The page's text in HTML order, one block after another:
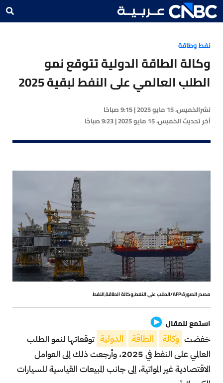
نفط وطاقة
وكالة الطاقة الدولية تتوقع نمو
الطلب العالمي على النفط لبقية 2025
نشرالخميس، 15 مايو 2025 | 9:15 صباحًا
آخر تحديثالخميس، 15 مايو 2025 | 9:23 صباحًا
مصدر الصورة:AFP/الطلب على النفط,وكالة الطاقة,النفط
استمع للمقال
خفضت وكالة الطاقة الدولية توقعاتها لنمو الطلب
العالمي على النفط في 2025، وأرجعت ذلك إلى العوامل
الاقتصادية غير المواتية، إلى جانب المبيعات القياسية للسيارات